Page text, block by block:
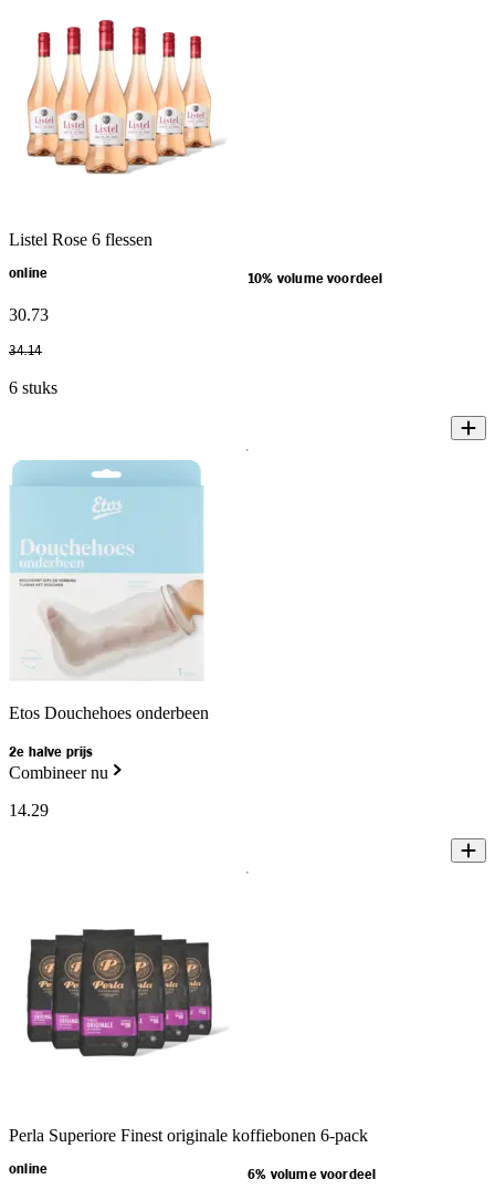
Listel Rose 6 flessen
online 10% volume voordeel
30.73
34.14
6 stuks
Etos Douchehoes onderbeen
2e halve prijs
Combineer nu
14.29
Perla Superiore Finest originale koffiebonen 6-pack
online 6% volume voordeel